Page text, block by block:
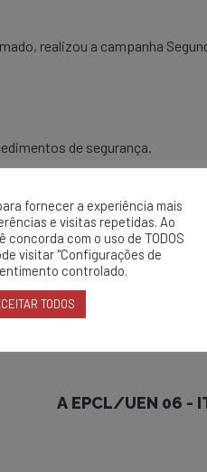
realizou a campanha
de segurança.
A EPCL/UEN 06 -
fornecer a experiência mais
e visitas repetidas. Ao
concorda com o uso de TODOS
visitar "Configurações de
controlado.
TODOS